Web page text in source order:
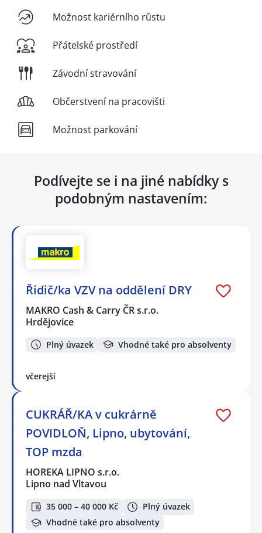
Možnost kariérního růstu
Přátelské prostředí
Závodní stravování
Občerstvení na pracovišti
Možnost parkování
Podívejte se i na jiné nabídky s
podobným nastavením:
Řidič/ka VZV na oddělení DRY
MAKRO Cash & Carry ČR s.r.o.
Hrdějovice
Plný úvazek Vhodné také pro absolventy
včerejší
CUKRÁŘ/KA v cukrárně
POVIDLOŇ, Lipno, ubytování,
TOP mzda
HOREKA LIPNO s.r.o.
Lipno nad Vltavou
35 000 – 40 000 Kč
Plný úvazek
Vhodné také pro absolventy